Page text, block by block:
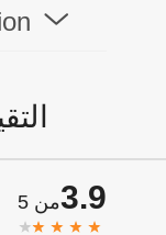
3.9من 5